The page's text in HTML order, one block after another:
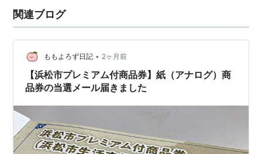
関連ブログ
ももよろず日記 • 2ヶ月前
【浜松市プレミアム付商品券】紙（アナログ）商
品券の当選メール届きました